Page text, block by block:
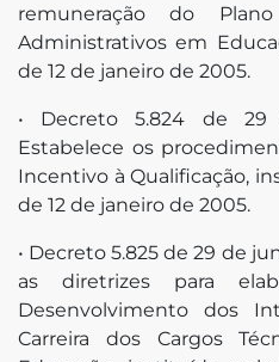
remuneração do
Administrativos em
de 12 de janeiro de 2005.
• Decreto 5.824 de
Estabelece os
Incentivo à Qualificação,
de 12 de janeiro de 2005.
• Decreto 5.825 de 29 de
as diretrizes para
Desenvolvimento dos
Carreira dos Cargos